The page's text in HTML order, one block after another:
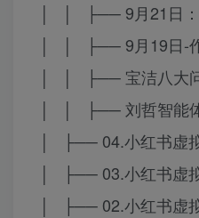
│ │ ├── 9月21日：
│ │ ├── 9月19日-
│ │ ├── 宝洁八大问
│ │ ├── 刘哲智能
│ ├── 04.小红书虚
│ ├── 03.小红书虚
│ ├── 02.小红书虚